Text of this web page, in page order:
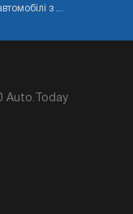
з ...
Auto.Today